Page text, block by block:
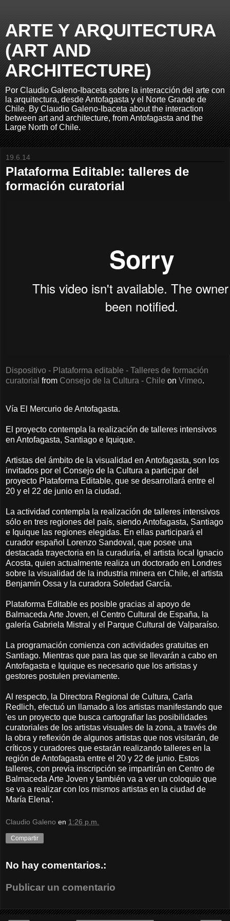
ARTE Y ARQUITECTURA
(ART AND
ARCHITECTURE)
Por Claudio Galeno-Ibaceta sobre la interacción del arte con
la arquitectura, desde Antofagasta y el Norte Grande de
Chile. By Claudio Galeno-Ibaceta about the interaction
between art and architecture, from Antofagasta and the
Large North of Chile.
19.6.14
Plataforma Editable: talleres de
formación curatorial
Dispositivo - Plataforma editable - Talleres de formación
curatorial from Consejo de la Cultura - Chile on Vimeo.
Vía El Mercurio de Antofagasta.
El proyecto contempla la realización de talleres intensivos
en Antofagasta, Santiago e Iquique.
Artistas del ámbito de la visualidad en Antofagasta, son los
invitados por el Consejo de la Cultura a participar del
proyecto Plataforma Editable, que se desarrollará entre el
20 y el 22 de junio en la ciudad.
La actividad contempla la realización de talleres intensivos
sólo en tres regiones del país, siendo Antofagasta, Santiago
e Iquique las regiones elegidas. En ellas participará el
curador español Lorenzo Sandoval, que posee una
destacada trayectoria en la curaduría, el artista local Ignacio
Acosta, quien actualmente realiza un doctorado en Londres
sobre la visualidad de la industria minera en Chile, el artista
Benjamín Ossa y la curadora Soledad García.
Plataforma Editable es posible gracias al apoyo de
Balmaceda Arte Joven, el Centro Cultural de España, la
galería Gabriela Mistral y el Parque Cultural de Valparaíso.
La programación comienza con actividades gratuitas en
Santiago. Mientras que para las que se llevarán a cabo en
Antofagasta e Iquique es necesario que los artistas y
gestores postulen previamente.
Al respecto, la Directora Regional de Cultura, Carla
Redlich, efectuó un llamado a los artistas manifestando que
'es un proyecto que busca cartografiar las posibilidades
curatoriales de los artistas visuales de la zona, a través de
la obra y reflexión de algunos artistas que nos visitarán, de
críticos y curadores que estarán realizando talleres en la
región de Antofagasta entre el 20 y 22 de junio. Estos
talleres, con previa inscripción se impartirán en Centro de
Balmaceda Arte Joven y también va a ver un coloquio que
se va a realizar con los mismos artistas en la ciudad de
María Elena'.
Claudio Galeno en 1:26 p.m.
Compartir
No hay comentarios.:
Publicar un comentario